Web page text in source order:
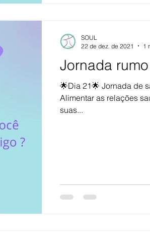
Jornada
🌟Dia 21🌟 Jornada de
Alimentar as relações
suas...
SOUL
22 de dez. de 2021
1